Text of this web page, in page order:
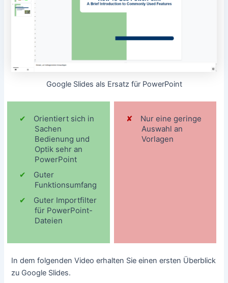
Google Slides als Ersatz für PowerPoint
Orientiert sich in
Sachen
Bedienung und
Optik sehr an
PowerPoint
Guter
Funktionsumfang
Guter Importfilter
für PowerPoint-
Dateien
Nur eine geringe
Auswahl an
Vorlagen
In dem folgenden Video erhalten Sie einen ersten Überblick
zu Google Slides.